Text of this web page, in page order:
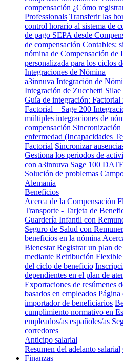
compensación ¿Cómo
Professionals Transferir las
control horario al sistema de
de pago SEPA desde
de compensación Contables:
nómina de Compensación de
personalizada para los ciclos
Integraciones de Nómina
a3innuva Integración de
Integración de Zucchetti
Guía de integración:
Factorial – Sage 200
múltiples integraciones de
compensación
enfermedad (Incapacidades
Factorial Sincronizar
Gestiona los periodos de
con a3innuva Sage 100
Solución de problemas
Alemania
Beneficios
Acerca de la Compensación
Transporte - Tarjeta de
Guardería Infantil con
Seguro de Salud con
beneficios en la nómina
Bienestar Registrar un plan
mediante Retribución Flexible
del ciclo de beneficio
dependientes en el plan de
Exportaciones de resúmenes
basados en empleados Página
importador de beneficiarios
cumplimiento normativo en
empleados/as españoles/as
corredores
Anticipo salarial
Resumen del adelanto salarial
Finanzas